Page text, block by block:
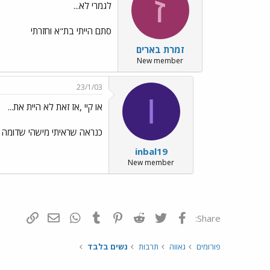
ז
זמרת בארים
New member
לגמרי לא...
סתם הייתי בת"א וחזרתי
I
inbal19
New member
23/1/03
או קיי ,אז זאת לא היית את...
כנראה שראיתי מישהי שדומה
Share: פייסבוק Twitter
Reddit
Pinterest
Tumblr
WhatsAppדואר אלקטרוני
פורומים גאווה תרבות נשים בלבד